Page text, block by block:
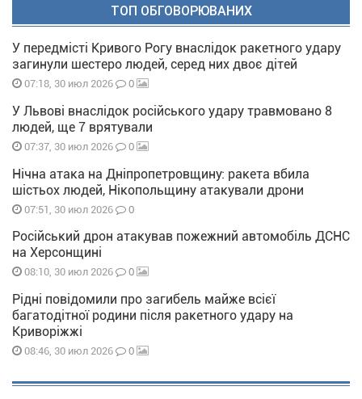
ТОП ОБГОВОРЮВАНИХ
У передмісті Кривого Рогу внаслідок ракетного удару
загинули шестеро людей, серед них двоє дітей
07:18, 30 июл 2026 0
У Львові внаслідок російського удару травмовано 8
людей, ще 7 врятували
07:37, 30 июл 2026 0
Нічна атака на Дніпропетровщину: ракета вбила
шістьох людей, Нікопольщину атакували дрони
07:51, 30 июл 2026 0
Російський дрон атакував пожежний автомобіль ДСНС
на Херсонщині
08:10, 30 июл 2026 0
Рідні повідомили про загибель майже всієї
багатодітної родини після ракетного удару на
Криворіжжі
08:46, 30 июл 2026 0